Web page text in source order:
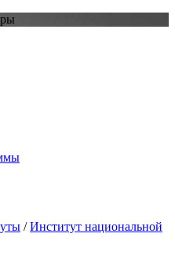
/Институт национальной